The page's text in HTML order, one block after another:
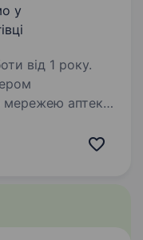
у
від 1 року.
аптек